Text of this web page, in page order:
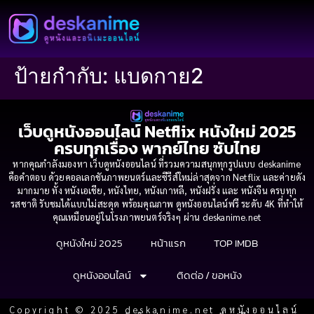
ป้ายกำกับ: แบดกาย2
เว็บดูหนังออนไลน์ Netflix หนังใหม่ 2025
ครบทุกเรื่อง พากย์ไทย ซับไทย
หากคุณกำลังมองหา เว็บดูหนังออนไลน์ ที่รวมความสนุกทุกรูปแบบ deskanime
คือคำตอบ ด้วยคอลเลกชันภาพยนตร์และซีรีส์ใหม่ล่าสุดจาก Netflix และค่ายดัง
มากมาย ทั้ง หนังเอเชีย, หนังไทย, หนังเกาหลี, หนังฝรั่ง และ หนังจีน ครบทุก
รสชาติ รับชมได้แบบไม่สะดุด พร้อมคุณภาพ ดูหนังออนไลน์ฟรี ระดับ 4K ที่ทำให้
คุณเหมือนอยู่ในโรงภาพยนตร์จริงๆ ผ่าน deskanime.net
ดูหนังใหม่ 2025 หน้าแรก
TOP IMDB
ดูหนังออนไลน์
ติดต่อ / ขอหนัง
Copyright © 2025 deskanime.net ดูหนังออนไลน์